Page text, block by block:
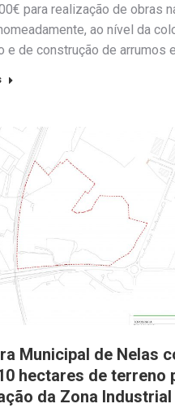
para realização de obras
ao nível da
e de construção de arrumos
Municipal de Nelas
hectares de terreno
da Zona Industrial